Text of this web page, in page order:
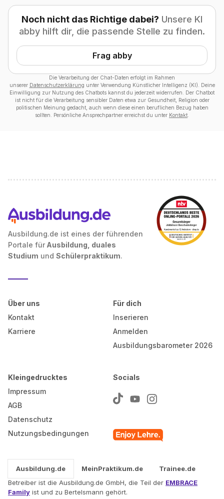
Noch nicht das Richtige dabei? Unsere KI
abby hilft dir, die passende Stelle zu finden.
Frag abby
Die Verarbeitung der Chat-Daten erfolgt im Rahmen
unserer Datenschutzerklärung unter Verwendung Künstlicher Intelligenz (KI). Deine
Einwilligung zur Nutzung des Chatbots kannst du jederzeit widerrufen. Der Chatbot
ist nicht für die Verarbeitung sensibler Daten etwa zur Gesundheit, Religion oder
politischen Meinung gedacht, auch wenn diese einen beruflichen Bezug haben
sollten. Persönliche Ansprechpartner erreichst du unter Kontakt
Ausbildung.de ist eines der führenden
Portale für Ausbildung, duales
Studium und Schülerpraktikum.
Über uns
Kontakt
Karriere
Für dich
Inserieren
Anmelden
Ausbildungsbarometer 2026
Kleingedrucktes
Impressum
AGB
Datenschutz
Nutzungsbedingungen
Socials
Ausbildung.de MeinPraktikum.de
Trainee.de
Betreiber ist die Ausbildung.de GmbH, die Teil der EMBRACE
Family ist und zu Bertelsmann gehört.